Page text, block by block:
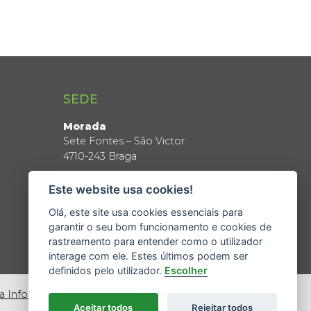
SEDE
Morada
Sete Fontes – São Victor
4710-243 Braga
Latitude: 41º 34’ N
Longitude: 8º 24’ W
Informação
Este website usa cookies!
Olá, este site usa cookies essenciais para
garantir o seu bom funcionamento e cookies de
rastreamento para entender como o utilizador
interage com ele. Estes últimos podem ser
definidos pelo utilizador. Escolher
Aceitar todos Rejeitar todos